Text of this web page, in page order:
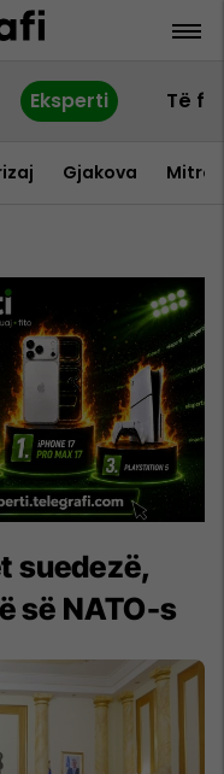
Eksperti Të
Gjakova
suedezë,
së NATO-s